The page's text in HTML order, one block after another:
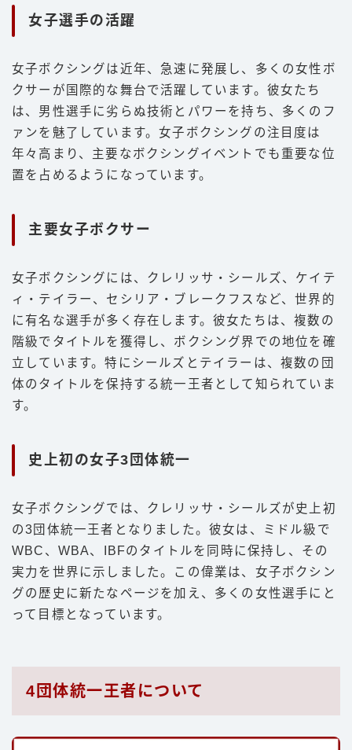
女子選手の活躍
女子ボクシングは近年、急速に発展し、多くの女性ボ
クサーが国際的な舞台で活躍しています。彼女たち
は、男性選手に劣らぬ技術とパワーを持ち、多くのフ
ァンを魅了しています。女子ボクシングの注目度は
年々高まり、主要なボクシングイベントでも重要な位
置を占めるようになっています。
主要女子ボクサー
女子ボクシングには、クレリッサ・シールズ、ケイテ
ィ・テイラー、セシリア・ブレークフスなど、世界的
に有名な選手が多く存在します。彼女たちは、複数の
階級でタイトルを獲得し、ボクシング界での地位を確
立しています。特にシールズとテイラーは、複数の団
体のタイトルを保持する統一王者として知られていま
す。
史上初の女子3団体統一
女子ボクシングでは、クレリッサ・シールズが史上初
の3団体統一王者となりました。彼女は、ミドル級で
WBC、WBA、IBFのタイトルを同時に保持し、その
実力を世界に示しました。この偉業は、女子ボクシン
グの歴史に新たなページを加え、多くの女性選手にと
って目標となっています。
4団体統一王者について